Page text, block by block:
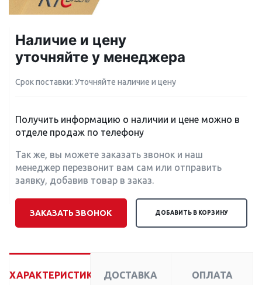
Наличие и цену
уточняйте у менеджера
Срок поставки: Уточняйте наличие и цену
Получить информацию о наличии и цене можно в
отделе продаж по телефону
Так же, вы можете заказать звонок и наш
менеджер перезвонит вам сам или отправить
заявку, добавив товар в заказ.
ЗАКАЗАТЬ ЗВОНОК ДОБАВИТЬ В КОРЗИНУ
ХАРАКТЕРИСТИКИ ДОСТАВКА ОПЛАТА